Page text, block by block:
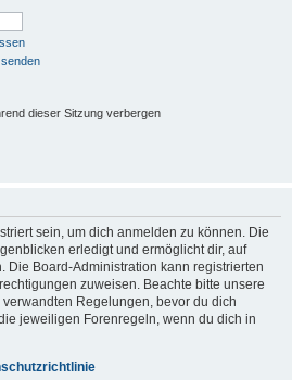
dieser Sitzung verbergen
sein, um dich anmelden zu können. Die
erledigt und ermöglicht dir, auf
Die Board-Administration kann registrierten
zuweisen. Beachte bitte unsere
Regelungen, bevor du dich
jeweiligen Forenregeln, wenn du dich in